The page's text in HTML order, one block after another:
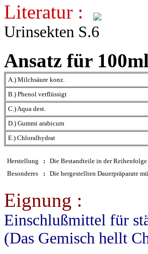
Literatur :
Urinsekten S.6
Ansatz für 100ml
A.) Milchsäure konz.
B.) Phenol verflüssigt
C.) Aqua dest.
D.) Gummi arabicum
E.) Chloralhydrat
Herstellung :
Die Bestandteile in der
Besonderes
: Die hergestellten Dauerpräparate
Eignung :
Einschlußmittel für
(Das Gemisch hellt